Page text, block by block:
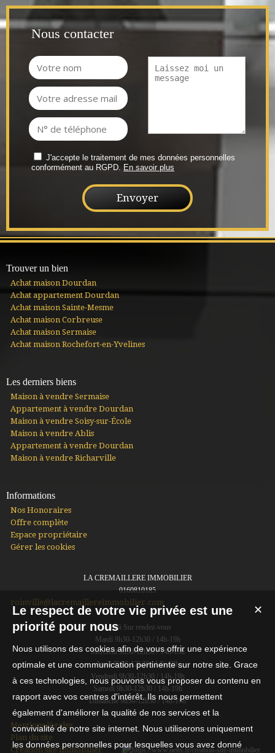
Nous contacter
J'accepte le traitement de mes données personnelles
conformément au RGPD. En savoir plus
Trouver un bien
Achat maison Dourdan
Achat appartement Dourdan
Achat maison Sainte-Mesme
Achat maison Corbreuse
Achat maison Sermaise
Achat maison Rochefort-en-Yvelines
Les derniers biens
Maison à vendre Sermaise
Appartement à vendre Dourdan
Maison à vendre Soisy-sur-École
Maison à vendre Ablis
Appartement à vendre Dourdan
Maison à vendre Richarville
Informations
Nos Honoraires
Offre complète
Espace propriétaire
Gérer les cookies
LA CREMAILLERE IMMOBILIER
0160810185
roinville@lacremaillereimmobilier.com
Lundi Sur rendez-vous
Mardi 9h30-12h30 / 14h-19h
Mercredi 9h30-12h30 / 14h-19h
Jeudi 9h30-12h30 / 14h-19h
Vendredi 9h30-12h30 / 14h-19h
Samedi 9h30-12h30 / 14h-19h
Dimanche 9h30-12h30 / 14h-19h
Mentions légales
Plan du site
Création site immobilier
✕
Le respect de votre vie privée est une
priorité pour nous
Nous utilisons des cookies afin de vous offrir une expérience
optimale et une communication pertinente sur notre site. Grace
à ces technologies, nous pouvons vous proposer du contenu en
rapport avec vos centres d'intérêt. Ils nous permettent
également d'améliorer la qualité de nos services et la
convivialité de notre site internet. Nous utiliserons uniquement
les données personnelles pour lesquelles vous avez donné